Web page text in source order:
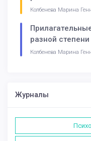
Колбенева Марина
разной
Колбенева Марина
Журналы